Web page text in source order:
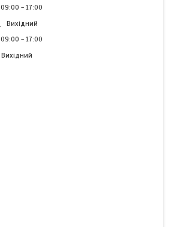
09:00 17:00
Вихідний
09:00 17:00
Вихідний